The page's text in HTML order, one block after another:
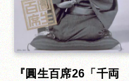
圓生百席26「千両